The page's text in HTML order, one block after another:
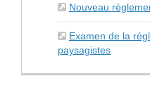
Nouveau
Examen de la
paysagistes